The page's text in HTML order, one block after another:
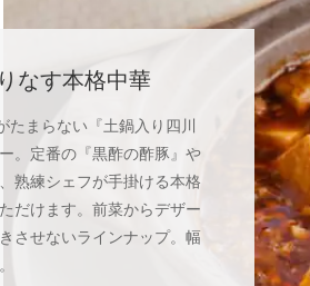
なす本格中華
たまらない『土鍋入り四川
。定番の『黒酢の酢豚』や
熟練シェフが手掛ける本格
だけます。前菜からデザー
させないラインナップ。幅